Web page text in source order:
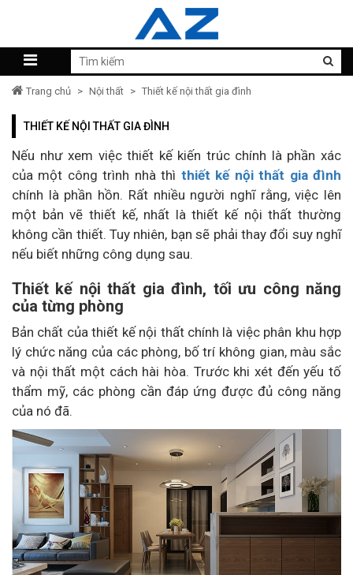
Trang chủ > Nội thất > Thiết kế nội thất gia đình
THIẾT KẾ NỘI THẤT GIA ĐÌNH
Nếu như xem việc thiết kế kiến trúc chính là phần xác
của một công trình nhà thì thiết kế nội thất gia đình
chính là phần hồn. Rất nhiều người nghĩ rằng, việc lên
một bản vẽ thiết kế, nhất là thiết kế nội thất thường
không cần thiết. Tuy nhiên, bạn sẽ phải thay đổi suy nghĩ
nếu biết những công dụng sau.
Thiết kế nội thất gia đình, tối ưu công năng
của từng phòng
Bản chất của thiết kế nội thất chính là việc phân khu hợp
lý chức năng của các phòng, bố trí không gian, màu sắc
và nội thất một cách hài hòa. Trước khi xét đến yếu tố
thẩm mỹ, các phòng cần đáp ứng được đủ công năng
của nó đã.